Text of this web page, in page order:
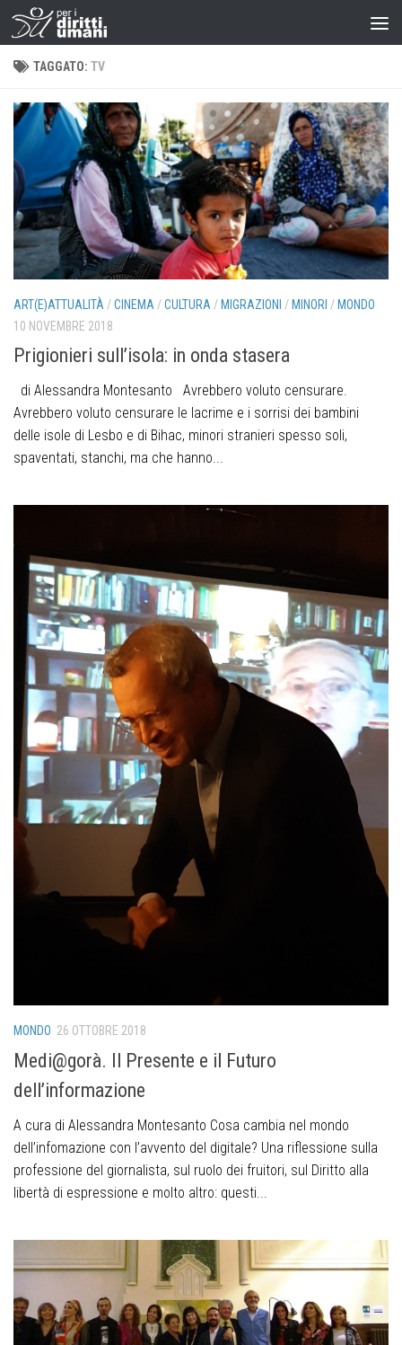
TAGGATO: TV
ART(E)ATTUALITÀ /CINEMA /CULTURA / MIGRAZIONI / MINORI / MONDO
10 NOVEMBRE 2018
Prigionieri sull’isola: in onda stasera
di Alessandra Montesanto Avrebbero voluto censurare.
Avrebbero voluto censurare le lacrime e i sorrisi dei bambini
delle isole di Lesbo e di Bihac, minori stranieri spesso soli,
spaventati, stanchi, ma che hanno...
MONDO 26 OTTOBRE 2018
Medi@gorà. Il Presente e il Futuro
dell’informazione
A cura di Alessandra Montesanto Cosa cambia nel mondo
dell’infomazione con l’avvento del digitale? Una riflessione sulla
professione del giornalista, sul ruolo dei fruitori, sul Diritto alla
libertà di espressione e molto altro: questi...